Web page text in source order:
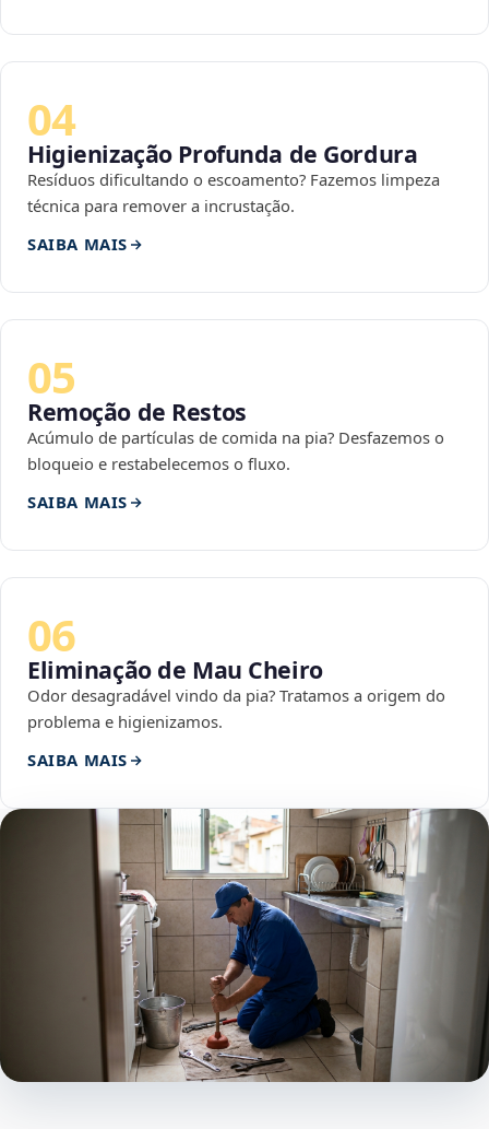
04
Higienização Profunda de Gordura
Resíduos dificultando o escoamento? Fazemos limpeza
técnica para remover a incrustação.
SAIBA MAIS
05
Remoção de Restos
Acúmulo de partículas de comida na pia? Desfazemos o
bloqueio e restabelecemos o fluxo.
SAIBA MAIS
06
Eliminação de Mau Cheiro
Odor desagradável vindo da pia? Tratamos a origem do
problema e higienizamos.
SAIBA MAIS